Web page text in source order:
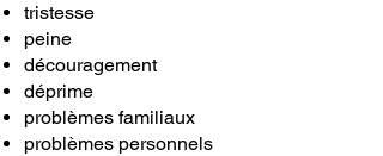
tristesse
peine
découragement
déprime
problèmes familiaux
problèmes personnels